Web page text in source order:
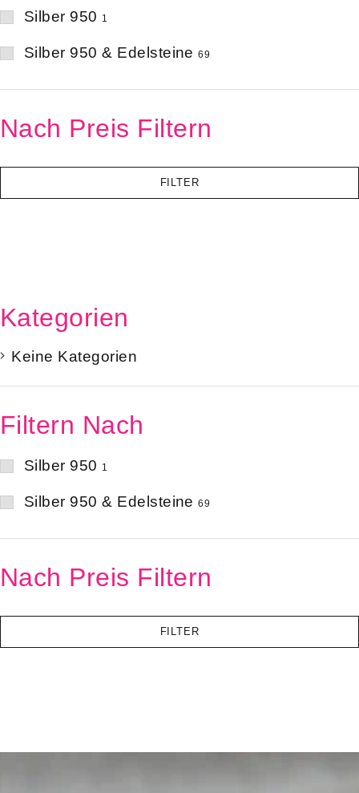
Silber 950 1
Silber 950 & Edelsteine 69
Nach Preis Filtern
FILTER
Kategorien
Keine Kategorien
Filtern Nach
Silber 950 1
Silber 950 & Edelsteine 69
Nach Preis Filtern
FILTER